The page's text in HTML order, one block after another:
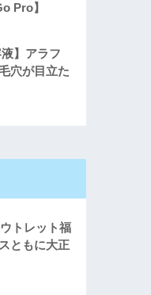
Pro】
】アラフ
穴が目立た
トレット福
ともに大正